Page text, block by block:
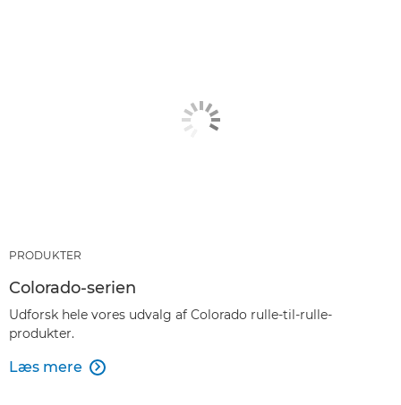
PRODUKTER
Colorado-serien
Udforsk hele vores udvalg af Colorado rulle-til-rulle-
produkter.
Læs mere 